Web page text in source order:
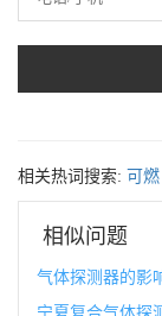
相关热词搜索: 可燃
相似问题
气体探测器的影